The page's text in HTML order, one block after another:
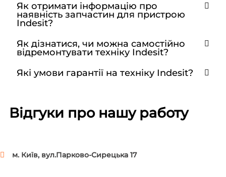
Як отримати інформацію про
наявність запчастин для пристрою
Indesit?
Як дізнатися, чи можна самостійно
відремонтувати техніку Indesit?
Які умови гарантії на техніку Indesit?
Відгуки про нашу работу
м. Київ, вул.Парково-Сирецька 17